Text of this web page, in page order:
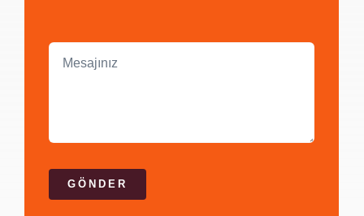
GÖNDER